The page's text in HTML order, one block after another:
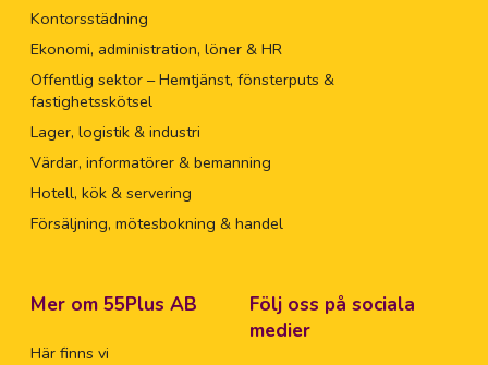
Kontorsstädning
Ekonomi, administration, löner & HR
Offentlig sektor – Hemtjänst, fönsterputs &
fastighetsskötsel
Lager, logistik & industri
Värdar, informatörer & bemanning
Hotell, kök & servering
Försäljning, mötesbokning & handel
Mer om 55Plus AB
Här finns vi
Följ oss på sociala
medier